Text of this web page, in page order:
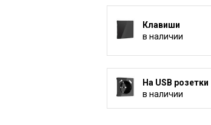
Клавиши
в наличии
На USB розетки
в наличии